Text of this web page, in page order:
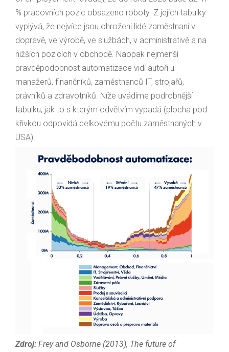
% pracovních pozic obsazeno roboty. Z jejich tabulky
vyplývá, že nejvíce jsou ohroženi lidé zaměstnaní v
dopravě, ve výrobě, ve službách, v administrativě a na
nižších pozicích v obchodě. Naopak nejmenší
pravděpodobnost automatizace vidí autoři u
manažerů, finančníků, zaměstnanců IT, strojařů,
právníků a zdravotníků. Níže uvádíme podrobnější
tabulku, jak to s kterým odvětvím vypadá (plocha pod
křivkou odpovídá celkovému počtu zaměstnaných v
USA).
Zdroj: Frey and Osborne (2013), The future of